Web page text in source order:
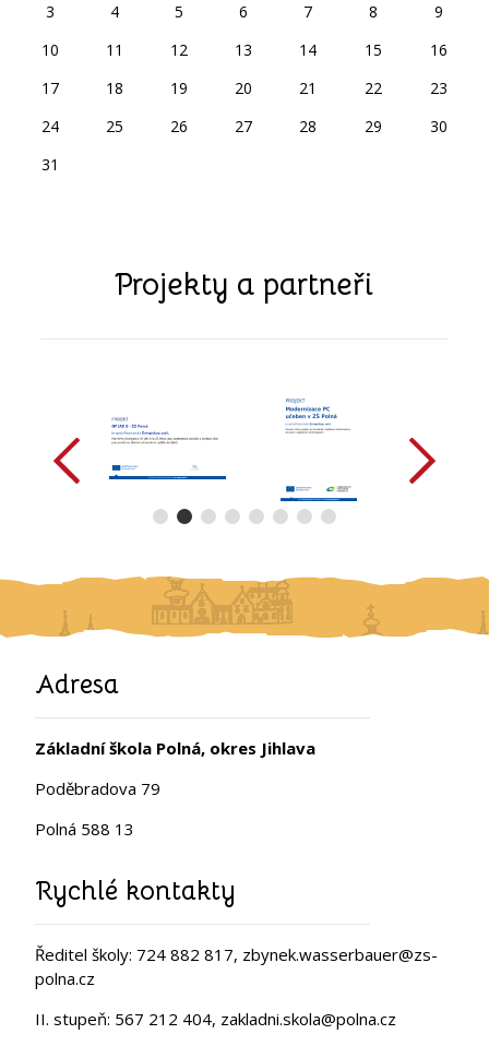
3
4 5 6 7 8
9
10
11 12 13 14 15
16
17
18 19 20 21 22
23
24
25 26 27 28 29
30
31
Projekty a partneři
Adresa
Základní škola Polná, okres Jihlava
Poděbradova 79
Polná 588 13
Rychlé kontakty
Ředitel školy: 724 882 817, zbynek.wasserbauer@zs-
polna.cz
II. stupeň: 567 212 404, zakladni.skola@polna.cz